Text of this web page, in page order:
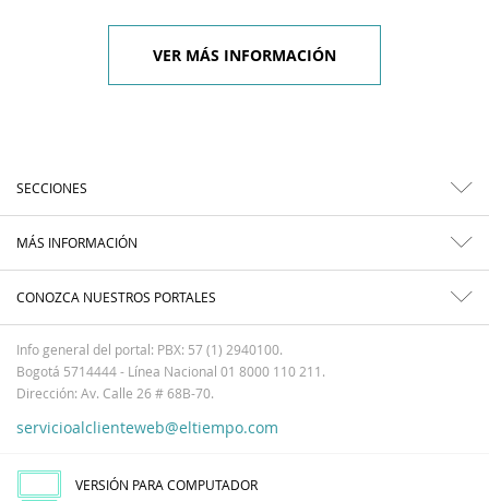
VER MÁS INFORMACIÓN
SECCIONES
MÁS INFORMACIÓN
CONOZCA NUESTROS PORTALES
Info general del portal: PBX: 57 (1) 2940100.
Bogotá 5714444 - Línea Nacional 01 8000 110 211.
Dirección: Av. Calle 26 # 68B-70.
servicioalclienteweb@eltiempo.com
VERSIÓN PARA COMPUTADOR